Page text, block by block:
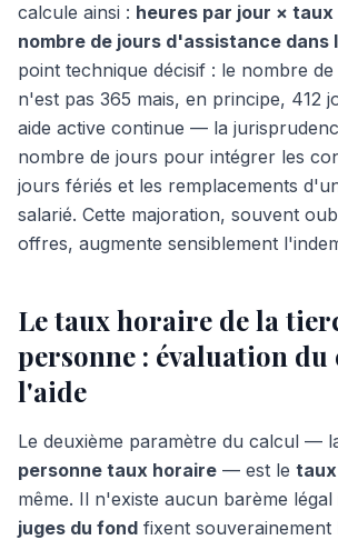
calcule ainsi : heures par jour ×
nombre de jours d'assistance dans
point technique décisif : le nombre
n'est pas 365 mais, en principe, 412
aide active continue — la
nombre de jours pour intégrer les
jours fériés et les remplacements
salarié. Cette majoration, souvent
offres, augmente sensiblement
Le taux horaire de la
personne : évaluation du
l'aide
Le deuxième paramètre du calcul —
personne taux horaire — est le
même. Il n'existe aucun barème légal
juges du fond fixent souverainement